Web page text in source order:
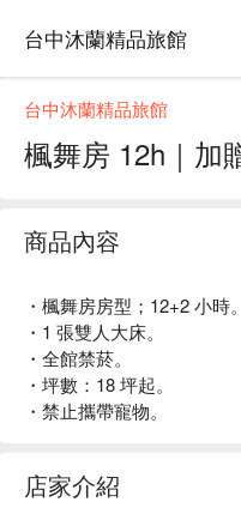
台中沐蘭精品旅館
台中沐蘭精品旅館
楓舞房 12h｜加
商品內容
・楓舞房房型；12+2 小時。
・1 張雙人大床。
・全館禁菸。
・坪數：18 坪起。
・禁止攜帶寵物。
店家介紹